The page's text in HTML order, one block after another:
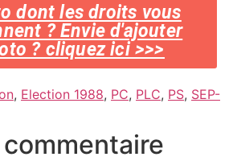
dont les droits vous
? Envie d'ajouter
? cliquez ici >>>
, Election 1988, PC, PLC, PS, SEP-